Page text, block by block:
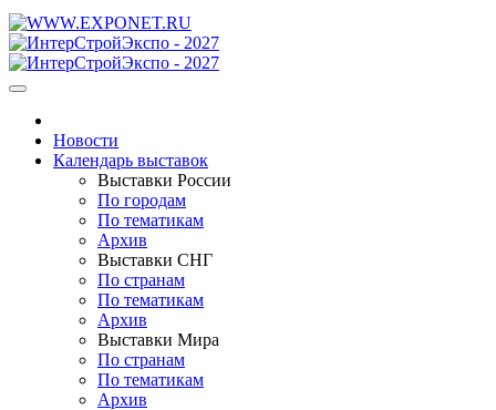
Новости
Календарь выставок
Выставки России
По городам
По тематикам
Архив
Выставки СНГ
По странам
По тематикам
Архив
Выставки Мира
По странам
По тематикам
Архив